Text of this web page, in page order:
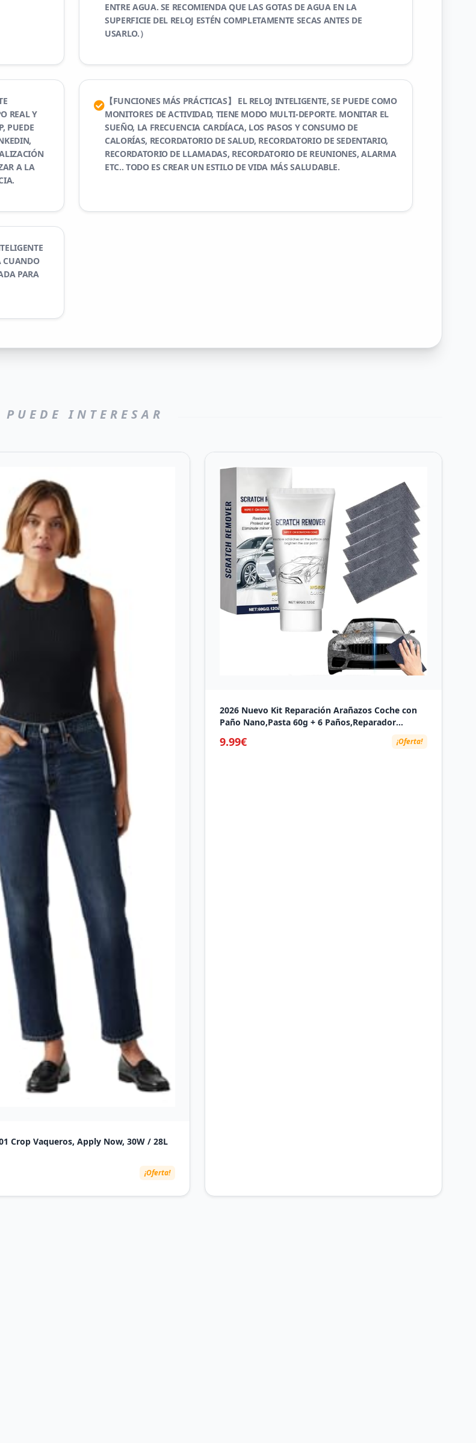
ENTRE AGUA. SE RECOMIENDA QUE LAS GOTAS DE AGUA EN LA
SUPERFICIE DEL RELOJ ESTÉN COMPLETAMENTE SECAS ANTES DE
USARLO.）
REAL Y
PUEDE
A LA
【FUNCIONES MÁS PRÁCTICAS】 EL RELOJ INTELIGENTE, SE PUEDE COMO
MONITORES DE ACTIVIDAD, TIENE MODO MULTI-DEPORTE. MONITAR EL
SUEÑO, LA FRECUENCIA CARDÍACA, LOS PASOS Y CONSUMO DE
CALORÍAS, RECORDATORIO DE SALUD, RECORDATORIO DE SEDENTARIO,
RECORDATORIO DE LLAMADAS, RECORDATORIO DE REUNIONES, ALARMA
ETC.. TODO ES CREAR UN ESTILO DE VIDA MÁS SALUDABLE.
CUANDO
PARA
PUEDE INTERESAR
Crop Vaqueros, Apply Now, 30W / 28L
¡Oferta!
2026 Nuevo Kit Reparación Arañazos Coche con
Paño Nano,Pasta 60g + 6 Paños,Reparador
Arañazos,Quita Arañazos Coche para
9.99€ ¡Oferta!